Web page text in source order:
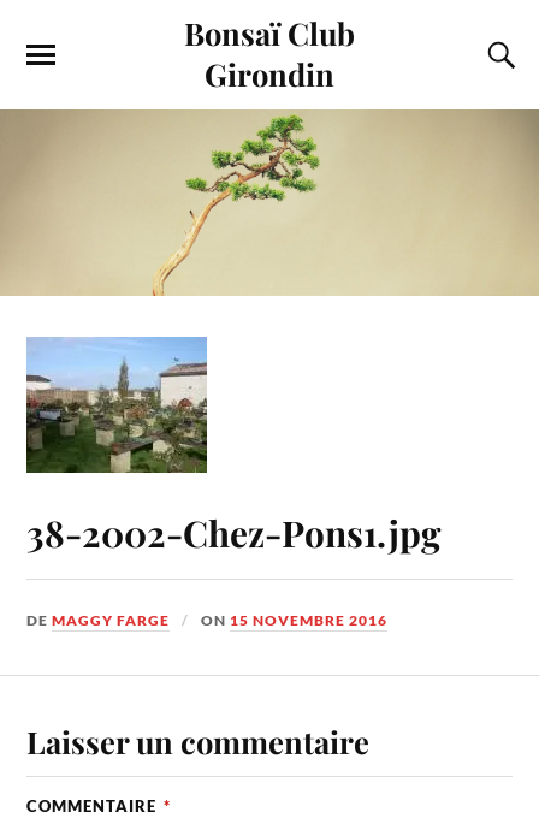
Bonsaï Club
Girondin
38-2002-Chez-Pons1.jpg
DEMAGGY FARGE ON 15 NOVEMBRE 2016
Laisser un commentaire
COMMENTAIRE *